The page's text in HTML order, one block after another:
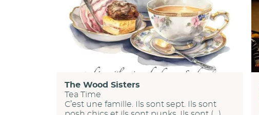
The Wood Sisters
Tea Time
C’est une famille. Ils sont sept. Ils sont